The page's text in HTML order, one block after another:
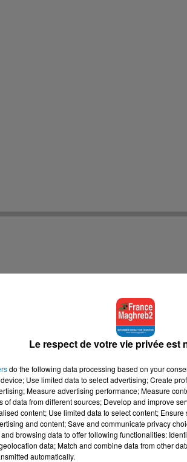
Le respect de votre vie privée est
do the following data processing based on your
Use limited data to select advertising; Create
Measure advertising performance; Measure
of data from different sources; Develop and improve
content; Use limited data to select content;
and content; Save and communicate privacy
browsing data to offer following functionalities:
data; Match and combine data from other
automatically.